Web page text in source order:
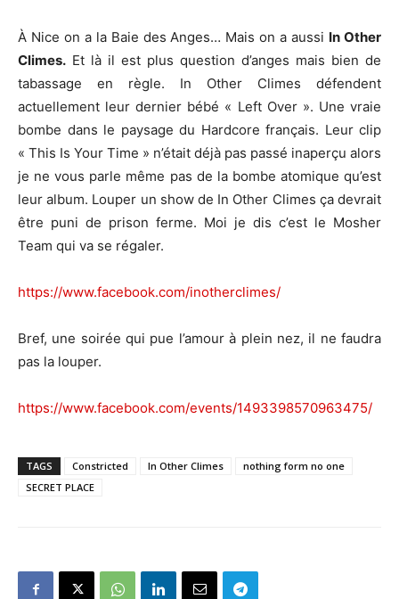
À Nice on a la Baie des Anges… Mais on a aussi In Other
Climes. Et là il est plus question d’anges mais bien de
tabassage en règle. In Other Climes défendent
actuellement leur dernier bébé « Left Over ». Une vraie
bombe dans le paysage du Hardcore français. Leur clip
« This Is Your Time » n’était déjà pas passé inaperçu alors
je ne vous parle même pas de la bombe atomique qu’est
leur album. Louper un show de In Other Climes ça devrait
être puni de prison ferme. Moi je dis c’est le Mosher
Team qui va se régaler.
https://www.facebook.com/inotherclimes/
Bref, une soirée qui pue l’amour à plein nez, il ne faudra
pas la louper.
https://www.facebook.com/events/1493398570963475/
TAGS Constricted In Other Climes
nothing form no one
SECRET PLACE